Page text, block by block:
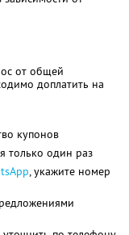
от общей
доплатить на
купонов
только один раз
, укажите номер